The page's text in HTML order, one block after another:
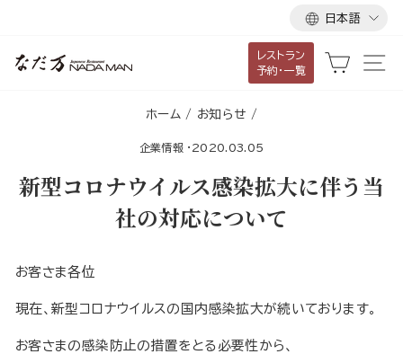
言
語
日本語
レストラン
予約・一覧
カート
ホーム / お知らせ /
企業情報 · 2020.03.05
新型コロナウイルス感染拡大に伴う当
社の対応について
お客さま各位
現在、新型コロナウイルスの国内感染拡大が続いております。
お客さまの感染防止の措置をとる必要性から、